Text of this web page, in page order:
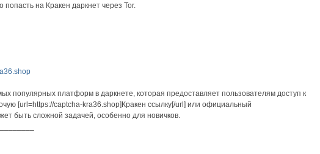
на Кракен даркнет через Tor.
популярных платформ в даркнете, которая предоставляет пользователям доступ к
[url=https://captcha-kra36.shop]Кракен ссылку[/url] или официальный
быть сложной задачей, особенно для новичков.